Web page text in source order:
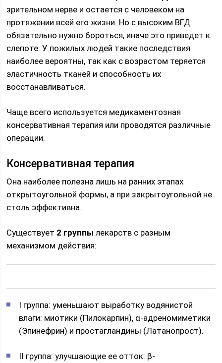
зрительном нерве и остается с человеком на
протяжении всей его жизни. Но с высоким ВГД
обязательно нужно бороться, иначе это приведет к
слепоте. У пожилых людей такие последствия
наиболее вероятны, так как с возрастом теряется
эластичность тканей и способность их
восстанавливаться.
Чаще всего используется медикаментозная
консервативная терапия или проводятся различные
операции.
Консервативная терапия
Она наиболее полезна лишь на ранних этапах
открытоугольной формы, а при закрытоугольной не
столь эффективна.
Существует 2 группы лекарств с разным
механизмом действия:
I группа: уменьшают выработку водянистой
влаги: миотики (Пилокарпин), α-адреномиметики
(Эпинефрин) и простагландины (Латанопрост).
II группа: улучшающие ее отток: β-